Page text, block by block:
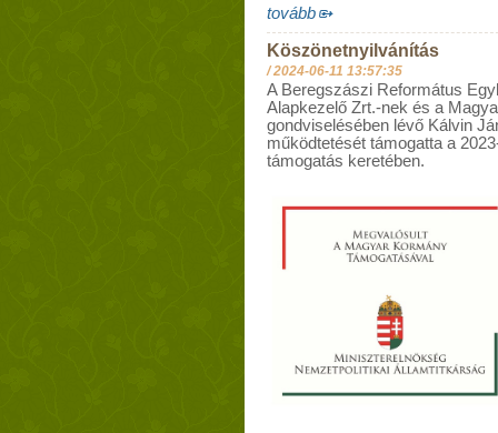
tovább
Köszönetnyilvánítás
/2024-06-11 13:57:35
A Beregszászi Református
Alapkezelő Zrt.-nek és a
gondviselésében lévő Kálvin
működtetését támogatta a
támogatás keretében.